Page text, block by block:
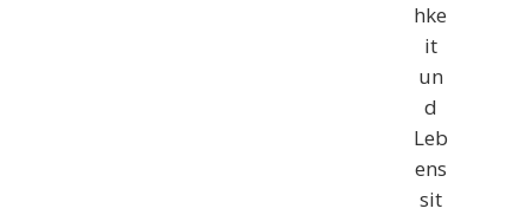
hke
it
un
d
Leb
ens
sit